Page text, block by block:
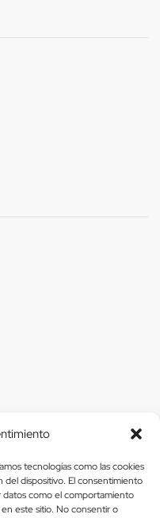
tecnologías como las cookies
del dispositivo. El consentimiento
datos como el comportamiento
este sitio. No consentir o
Seguros